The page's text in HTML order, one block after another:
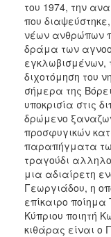
του 1974, την
που
νέων ανθρώπων
δράμα των
εγκλωβισμένων,
διχοτόμηση του
σήμερα της
υποκρισία στις
δρώμενο
προσφυγικών
παραπήγματα
τραγούδι
μια αδιαίρετη
Γεωργιάδου, η
επίκαιρο
Κύπριου ποιητή
κιθάρας είναι ο